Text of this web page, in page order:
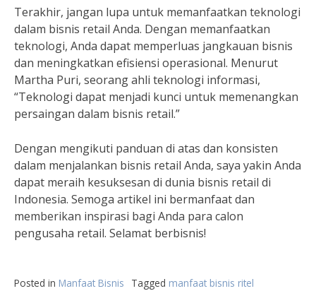
Terakhir, jangan lupa untuk memanfaatkan teknologi
dalam bisnis retail Anda. Dengan memanfaatkan
teknologi, Anda dapat memperluas jangkauan bisnis
dan meningkatkan efisiensi operasional. Menurut
Martha Puri, seorang ahli teknologi informasi,
“Teknologi dapat menjadi kunci untuk memenangkan
persaingan dalam bisnis retail.”
Dengan mengikuti panduan di atas dan konsisten
dalam menjalankan bisnis retail Anda, saya yakin Anda
dapat meraih kesuksesan di dunia bisnis retail di
Indonesia. Semoga artikel ini bermanfaat dan
memberikan inspirasi bagi Anda para calon
pengusaha retail. Selamat berbisnis!
Posted in Manfaat Bisnis Tagged manfaat bisnis ritel